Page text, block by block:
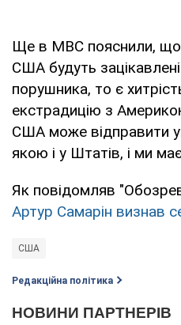
Ще в МВС пояснили, що
США будуть
порушника, то є
екстрадицію з
США може відправити
якою і у Штатів, і ми
Як повідомляв
Артур Самарін визнав
США
Редакційна політика